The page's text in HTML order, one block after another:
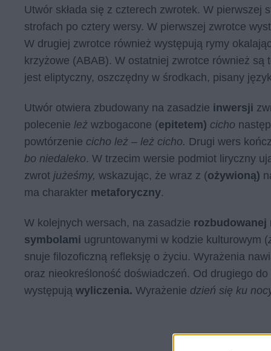
Utwór składa się z czterech zwrotek. W
strofach po cztery wersy. W pierwszej zwrotce
W drugiej zwrotce również występują rymy
krzyżowe (ABAB). W ostatniej zwrotce również
jest eliptyczny, oszczędny w środkach, pisany
Utwór otwiera zbudowany na zasadzie inwersji
polecenie leż wzbogacone (epitetem) cicho
powtórzenie cicho leż – leż cicho. Drugi wers
bo niedaleko. W trzecim wersie podmiot liryczny
zwrot jużeśmy, wskazując, że wraz z (ożywioną)
ma charakter metaforyczny.
W kolejnych wersach, na zasadzie rozbudowanej
symbolami ugruntowanymi w kodzie kulturowym (
snuje filozoficzną refleksję o życiu. Wyrażenia
oraz nieokreśloność doświadczeń. Od drugiego
występują wyliczenia. Wyrażenie dzień się ku